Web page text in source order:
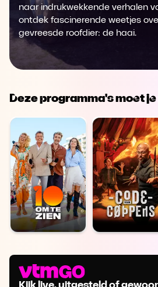
naar indrukwekkende verhalen
ontdek fascinerende weetjes
gevreesde roofdier: de haai.
Deze programma's moet je